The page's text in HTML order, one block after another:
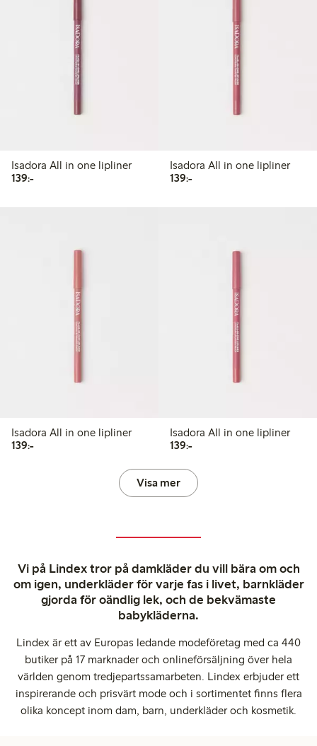
Isadora All in one lipliner
139:-139,00 kr
Isadora All in one lipliner
139:-139,00 kr
Isadora All in one lipliner
139:-139,00 kr
Isadora All in one lipliner
139:-139,00 kr
Visa mer
Vi på Lindex tror på damkläder du vill bära om och
om igen, underkläder för varje fas i livet, barnkläder
gjorda för oändlig lek, och de bekvämaste
babykläderna.
Lindex är ett av Europas ledande modeföretag med ca 440
butiker på 17 marknader och onlineförsäljning över hela
världen genom tredjepartssamarbeten. Lindex erbjuder ett
inspirerande och prisvärt mode och i sortimentet finns flera
olika koncept inom dam, barn, underkläder och kosmetik.